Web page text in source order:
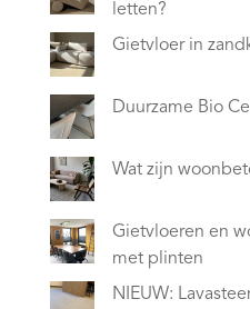
letten?
Gietvloer in
Duurzame Bio
Wat zijn
Gietvloeren en
met plinten
NIEUW: